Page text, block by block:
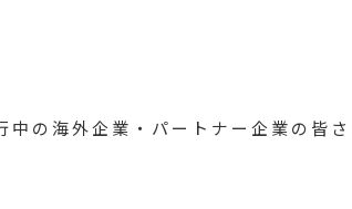
の海外企業・パートナー企業の皆